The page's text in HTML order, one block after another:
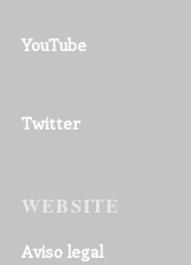
YouTube
Twitter
WEBSITE
Aviso legal